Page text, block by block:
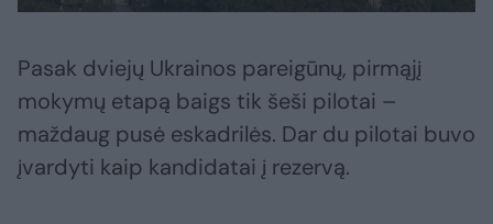
Pasak dviejų Ukrainos pareigūnų, pirmąjį
mokymų etapą baigs tik šeši pilotai –
maždaug pusė eskadrilės. Dar du pilotai buvo
įvardyti kaip kandidatai į rezervą.